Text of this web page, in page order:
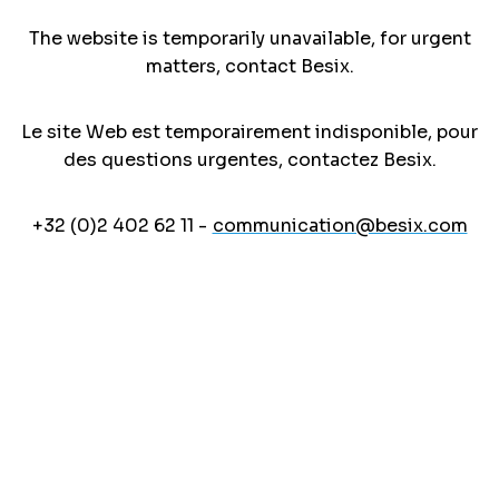
The website is temporarily unavailable, for urgent
matters, contact Besix.
Le site Web est temporairement indisponible, pour
des questions urgentes, contactez Besix.
+32 (0)2 402 62 11 - communication@besix.com